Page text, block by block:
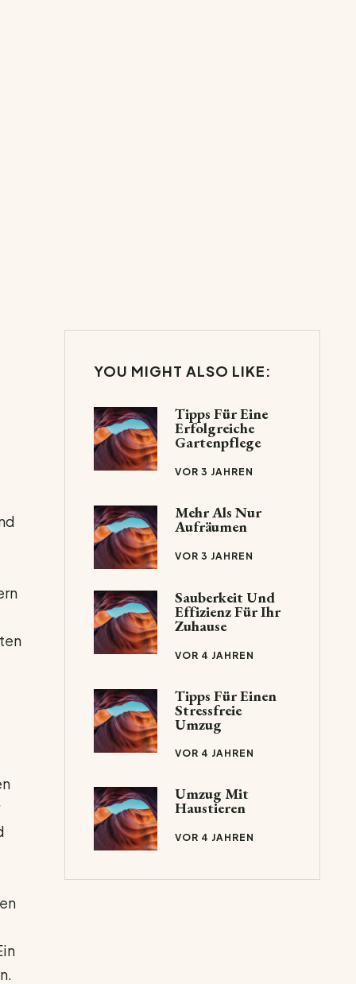
YOU MIGHT ALSO LIKE:
Tipps Für Eine
Erfolgreiche
Gartenpflege
VOR 3 JAHREN
Mehr Als Nur
Aufräumen
VOR 3 JAHREN
Sauberkeit Und
Effizienz Für Ihr
Zuhause
VOR 4 JAHREN
Tipps Für Einen
Stressfreie
Umzug
VOR 4 JAHREN
Umzug Mit
Haustieren
VOR 4 JAHREN